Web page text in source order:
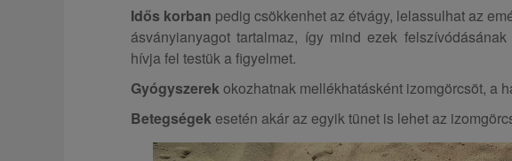
Idős korban pedig csökkenhet az étvágy, lelassulhat az
ásványianyagot tartalmaz, így mind ezek
hívja fel testük a figyelmet.
Gyógyszerekokozhatnak mellékhatásként izomgörcsöt, a
Betegségekesetén akár az egyik tünet is lehet az